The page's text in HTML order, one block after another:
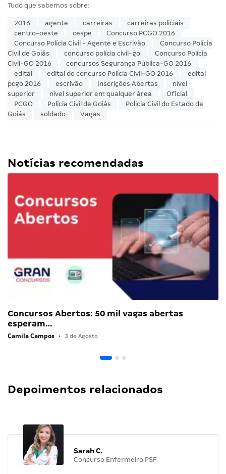
Tudo que sabemos sobre:
2016 agente carreiras
carreiras policiais
centro-oeste
cespe
Concurso PCGO 2016
Concurso Polícia Civil - Agente e Escrivão
Concurso Polícia
Civil de Goiás
concurso polícia civil-go
Concurso Polícia
Civil-GO 2016
concursos Segurança Pública-GO 2016
edital
edital do concurso Polícia Civil-GO 2016
edital
pcgo 2016
escrivão Inscrições Abertas
nível
superior
nível superior em qualquer área
Oficial
PCGO
Polícia Civil de Goiás
Policia Civil do Estado de
Goiás
soldado Vagas
Notícias recomendadas
Concursos Abertos: 50 mil vagas abertas
esperam…
Camila Campos • 3 de Agosto
Depoimentos relacionados
Sarah C.
Concurso Enfermeiro PSF